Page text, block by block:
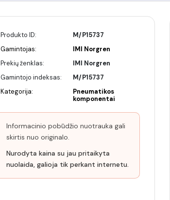
Produkto ID:
M/P15737
Gamintojas:
IMI Norgren
Prekių ženklas:
IMI Norgren
Gamintojo indeksas:
M/P15737
Kategorija:
Pneumatikos
komponentai
Informacinio pobūdžio nuotrauka gali
skirtis nuo originalo.
Nurodyta kaina su jau pritaikyta
nuolaida, galioja tik perkant internetu.